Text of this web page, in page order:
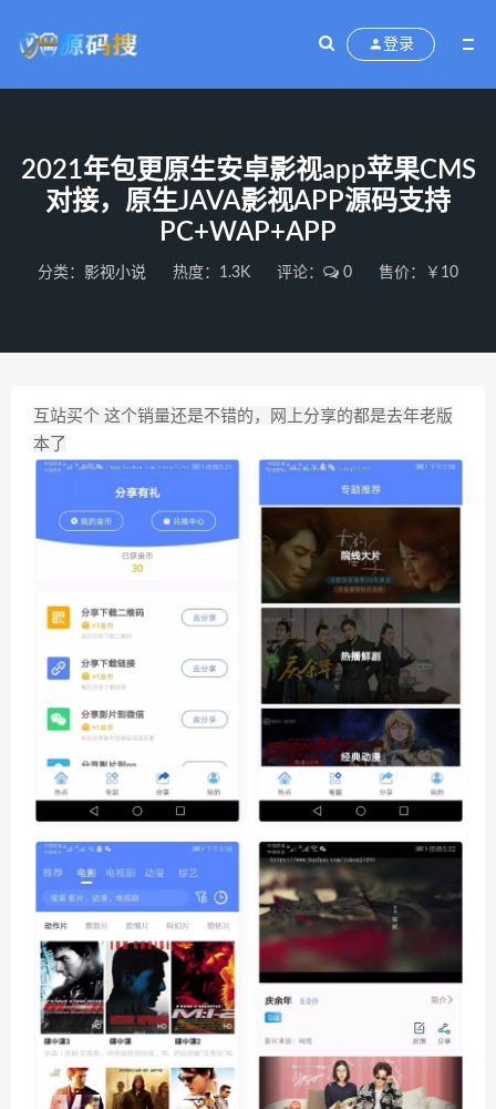
登录
2021年包更原生安卓影视app苹果CMS
对接，原生JAVA影视APP源码支持
PC+WAP+APP
分类： 影视小说 热度：1.3K 评论： 0 售价：￥10
互站买个 这个销量还是不错的，网上分享的都是去年老版
本了